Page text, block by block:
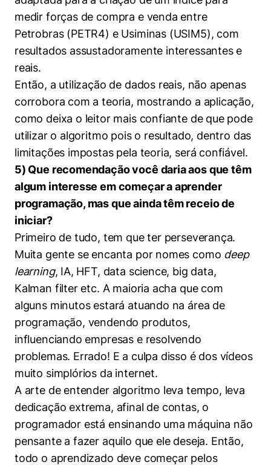
medir forças de compra e venda entre
Petrobras (PETR4) e Usiminas (USIM5), com
resultados assustadoramente interessantes e
reais.
Então, a utilização de dados reais, não apenas
corrobora com a teoria, mostrando a aplicação,
como deixa o leitor mais confiante de que pode
utilizar o algoritmo pois o resultado, dentro das
limitações impostas pela teoria, será confiável.
5) Que recomendação você daria aos que têm
algum interesse em começar a aprender
programação, mas que ainda têm receio de
iniciar?
Primeiro de tudo, tem que ter perseverança.
Muita gente se encanta por nomes como deep
learning, IA, HFT, data science, big data,
Kalman filter etc. A maioria acha que com
alguns minutos estará atuando na área de
programação, vendendo produtos,
influenciando empresas e resolvendo
problemas. Errado! E a culpa disso é dos vídeos
muito simplórios da internet.
A arte de entender algoritmo leva tempo, leva
dedicação extrema, afinal de contas, o
programador está ensinando uma máquina não
pensante a fazer aquilo que ele deseja. Então,
todo o aprendizado deve começar pelos